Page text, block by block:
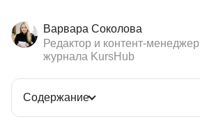
Варвара Соколова
Редактор и контент-менеджер
журнала KursHub
Содержание